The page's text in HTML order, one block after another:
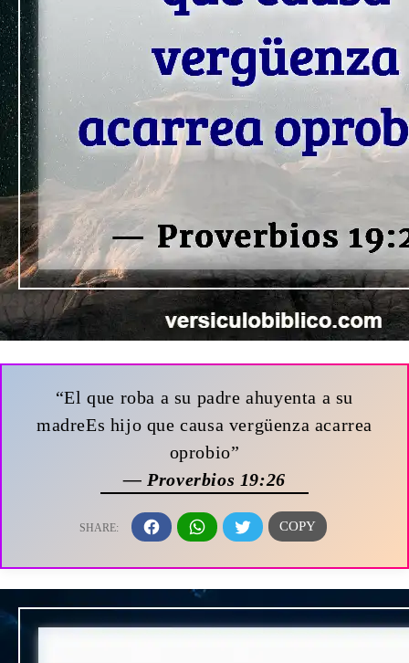
“El que roba a su padre ahuyenta a su
madreEs hijo que causa vergüenza acarrea
oprobio”
— Proverbios 19:26